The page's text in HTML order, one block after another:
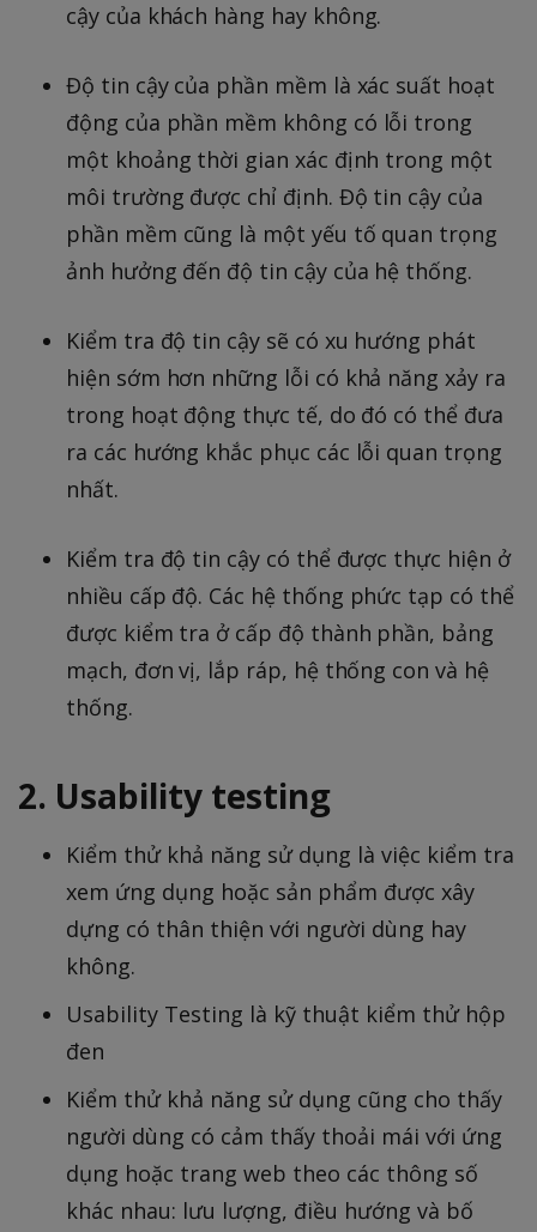
cậy của khách hàng hay không.
Độ tin cậy của phần mềm là xác suất hoạt
động của phần mềm không có lỗi trong
một khoảng thời gian xác định trong một
môi trường được chỉ định. Độ tin cậy của
phần mềm cũng là một yếu tố quan trọng
ảnh hưởng đến độ tin cậy của hệ thống.
Kiểm tra độ tin cậy sẽ có xu hướng phát
hiện sớm hơn những lỗi có khả năng xảy ra
trong hoạt động thực tế, do đó có thể đưa
ra các hướng khắc phục các lỗi quan trọng
nhất.
Kiểm tra độ tin cậy có thể được thực hiện ở
nhiều cấp độ. Các hệ thống phức tạp có thể
được kiểm tra ở cấp độ thành phần, bảng
mạch, đơn vị, lắp ráp, hệ thống con và hệ
thống.
2. Usability testing
Kiểm thử khả năng sử dụng là việc kiểm tra
xem ứng dụng hoặc sản phẩm được xây
dựng có thân thiện với người dùng hay
không.
Usability Testing là kỹ thuật kiểm thử hộp
đen
Kiểm thử khả năng sử dụng cũng cho thấy
người dùng có cảm thấy thoải mái với ứng
dụng hoặc trang web theo các thông số
khác nhau: lưu lượng, điều hướng và bố